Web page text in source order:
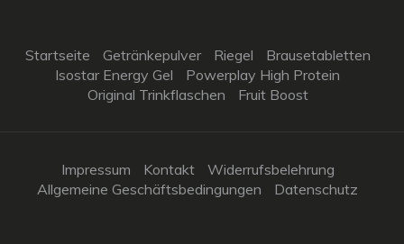
Startseite Getränkepulver Riegel
Brausetabletten
Isostar Energy Gel
Powerplay High Protein
Original Trinkflaschen
Fruit Boost
Impressum Kontakt
Widerrufsbelehrung
Allgemeine Geschäftsbedingungen
Datenschutz